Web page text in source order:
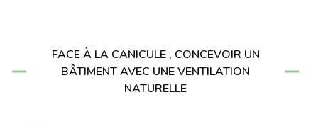
FACE À LA CANICULE , CONCEVOIR UN
BÂTIMENT AVEC UNE VENTILATION
NATURELLE